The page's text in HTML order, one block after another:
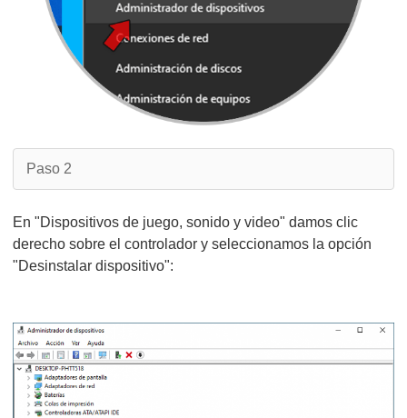
Paso 2
En "Dispositivos de juego, sonido y video" damos clic
derecho sobre el controlador y seleccionamos la opción
"Desinstalar dispositivo":